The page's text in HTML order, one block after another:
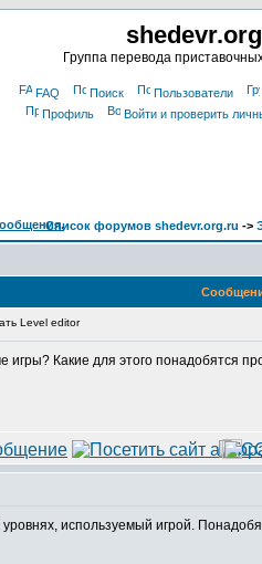
Группа перевода
FAQ Поиск Пользователи
Профиль
Войти и проверить
Список форумов shedevr.org.ru ->
Level editor
игры? Какие для этого понадобятся
используемый игрой.